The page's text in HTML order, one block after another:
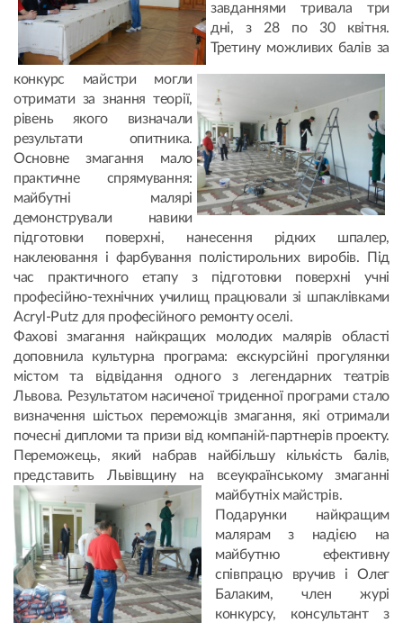
завданнями тривала три
дні, з 28 по 30 квітня.
Третину можливих балів за
конкурс майстри могли
отримати за знання теорії,
рівень якого визначали
результати опитника.
Основне змагання мало
практичне спрямування:
майбутні малярі
демонстрували навики
підготовки поверхні, нанесення рідких шпалер,
наклеювання і фарбування полістирольних виробів. Під
час практичного етапу з підготовки поверхні учні
професійно-технічних училищ працювали зі шпаклівками
Acryl-Putz для професійного ремонту оселі.
Фахові змагання найкращих молодих малярів області
доповнила культурна програма: екскурсійні прогулянки
містом та відвідання одного з легендарних театрів
Львова. Результатом насиченої триденної програми стало
визначення шістьох переможців змагання, які отримали
почесні дипломи та призи від компаній-партнерів проекту.
Переможець, який набрав найбільшу кількість балів,
представить Львівщину на всеукраїнському змаганні
майбутніх майстрів.
Подарунки найкращим
малярам з надією на
майбутню ефективну
співпрацю вручив і Олег
Балаким, член журі
конкурсу, консультант з